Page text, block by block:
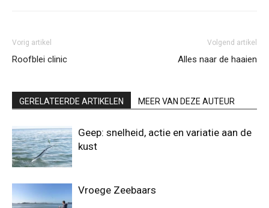
Vorig artikel
Roofblei clinic
Volgend artikel
Alles naar de haaien
GERELATEERDE ARTIKELEN MEER VAN DEZE AUTEUR
Geep: snelheid, actie en variatie aan de
kust
Vroege Zeebaars